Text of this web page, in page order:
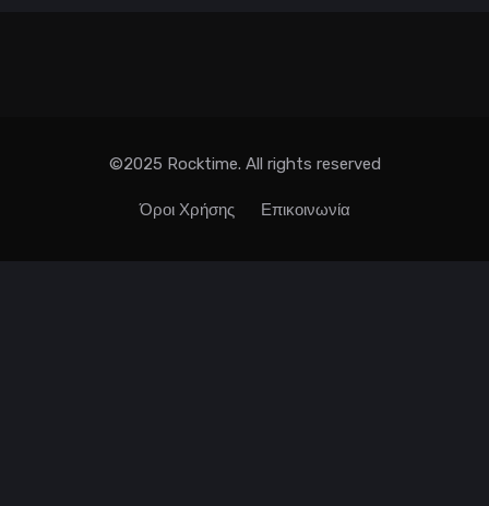
©2025 Rocktime. All rights reserved
Όροι Χρήσης Επικοινωνία